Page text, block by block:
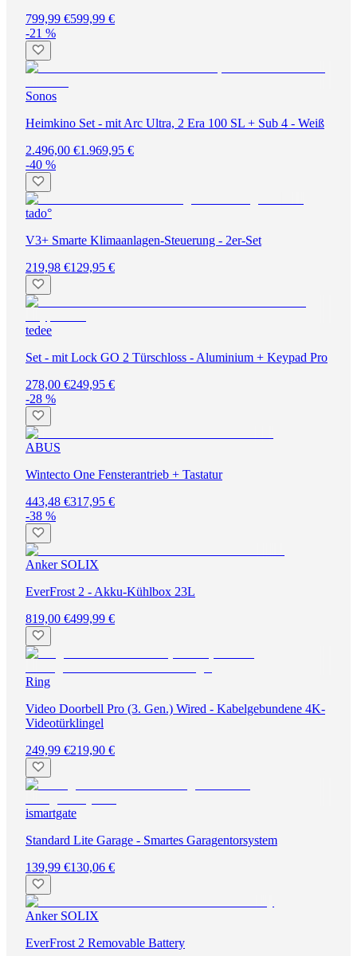
799,99 €599,99 €
-21 %
Sonos
Heimkino Set - mit Arc Ultra, 2 Era 100 SL + Sub 4 - Weiß
2.496,00 €1.969,95 €
-40 %
tado°
V3+ Smarte Klimaanlagen-Steuerung - 2er-Set
219,98 €129,95 €
tedee
Set - mit Lock GO 2 Türschloss - Aluminium + Keypad Pro
278,00 €249,95 €
-28 %
ABUS
Wintecto One Fensterantrieb + Tastatur
443,48 €317,95 €
-38 %
Anker SOLIX
EverFrost 2 - Akku-Kühlbox 23L
819,00 €499,99 €
Ring
Video Doorbell Pro (3. Gen.) Wired - Kabelgebundene 4K-
Videotürklingel
249,99 €219,90 €
ismartgate
Standard Lite Garage - Smartes Garagentorsystem
139,99 €130,06 €
Anker SOLIX
EverFrost 2 Removable Battery